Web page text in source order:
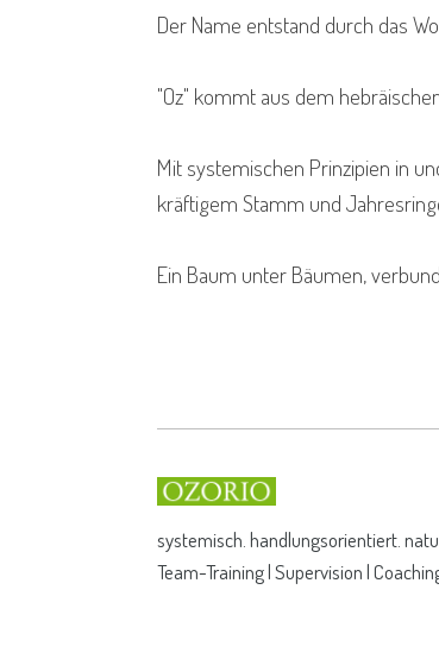
Der Name entstand durch das
"Oz" kommt aus dem
Mit systemischen Prinzipien in
kräftigem Stamm und
Ein Baum unter Bäumen,
systemisch. handlungsorientiert.
Team-Training l Supervision l